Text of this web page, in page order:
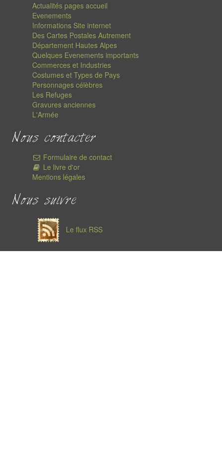
Actualités pages accueil
Evenements
Informations Site internet
Des Cartes Postales Autrement
Département Hautes Alpes
Quelques Evenements importants
Commerces et Industries
Costumes et Types de Pays
Personnages célèbres
Les Refuges
Gravures anciennes
L'Armée
Nous contacter
Formulaire de contact
Le livre d'or
Mentions légales
Nous suivre
Le flux RSS